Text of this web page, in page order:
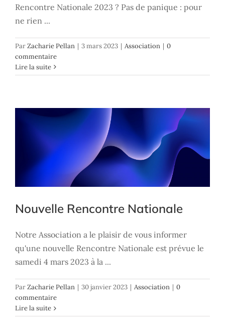
Rencontre Nationale 2023 ? Pas de panique : pour
ne rien ...
ParZacharie Pellan | 3 mars 2023 | Association | 0
commentaire
Lire la suite
Nouvelle Rencontre Nationale
Nouvelle Rencontre Nationale
Notre Association a le plaisir de vous informer
qu'une nouvelle Rencontre Nationale est prévue le
samedi 4 mars 2023 à la ...
ParZacharie Pellan | 30 janvier 2023 | Association | 0
commentaire
Lire la suite
Report de la Rencontre Nationale